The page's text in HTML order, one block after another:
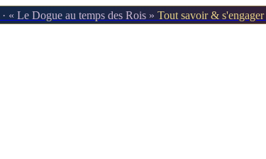
· « Le Dogue au temps des Rois » Tout savoir &